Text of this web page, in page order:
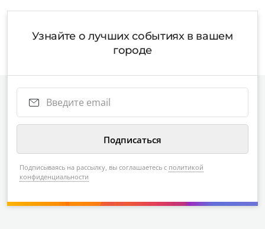
Узнайте о лучших событиях в вашем
городе
Подписываясь на рассылку, вы соглашаетесь с политикой
конфиденциальности